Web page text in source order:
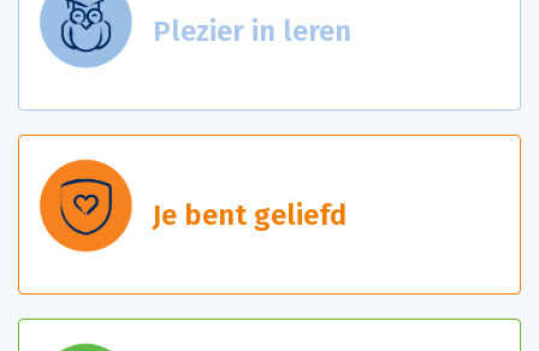
Plezier in leren
Je bent geliefd